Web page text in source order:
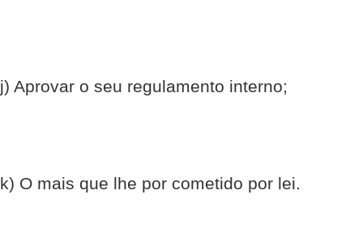
j) Aprovar o seu regulamento interno;
k) O mais que lhe por cometido por lei.